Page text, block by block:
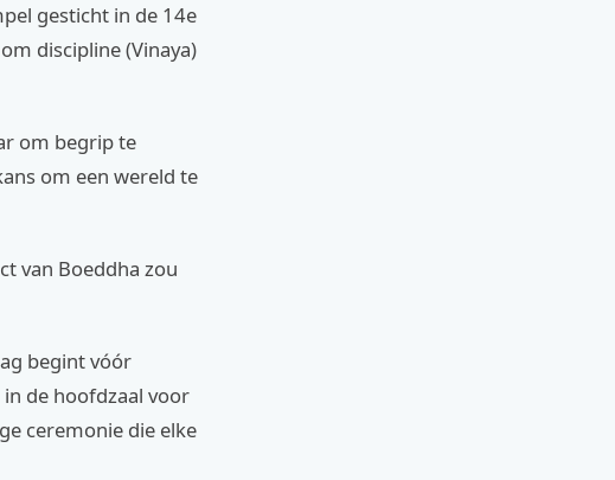
gesticht in de 14e
discipline (Vinaya)
om begrip te
om een wereld te
van Boeddha zou
begint vóór
de hoofdzaal voor
ceremonie die elke